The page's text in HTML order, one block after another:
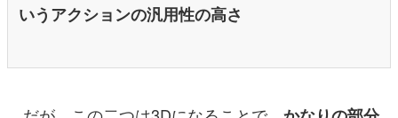
いうアクションの汎用性の高さ